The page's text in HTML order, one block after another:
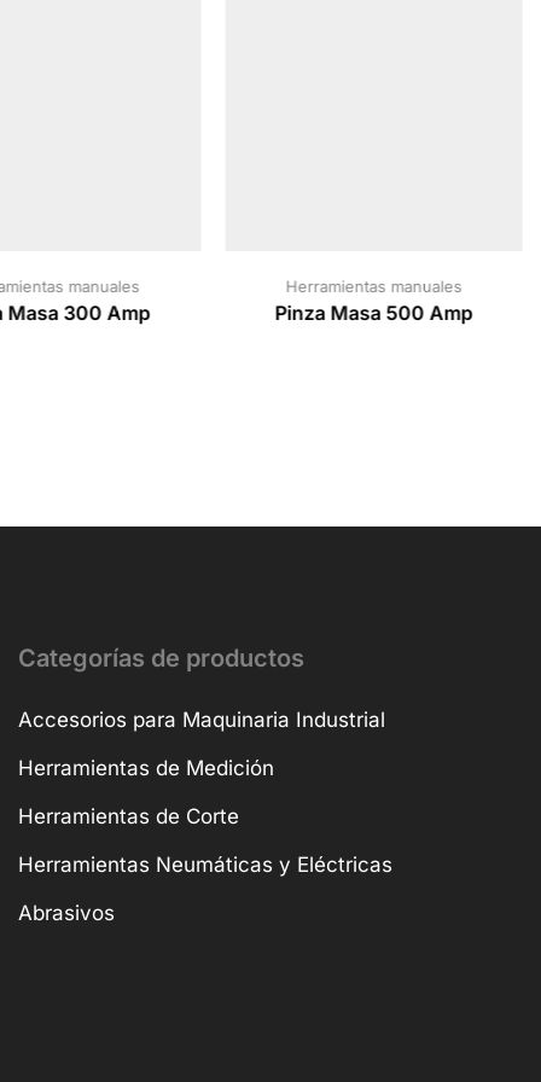
manuales
Masa 300 Amp
Herramientas manuales
Pinza Masa 500 Amp
Categorías de productos
Accesorios para Maquinaria Industrial
Herramientas de Medición
Herramientas de Corte
Herramientas Neumáticas y Eléctricas
Abrasivos